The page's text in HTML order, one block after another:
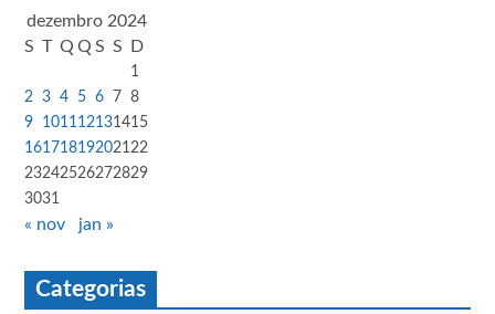
dezembro 2024
S T Q Q S S D
1
2
3 4 5 6 7 8
9
1011 12131415
161718192021 22
23242526272829
3031
« nov jan »
Categorias